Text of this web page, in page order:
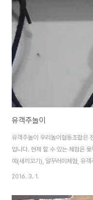
유객주놀이
유객주놀이 우리놀이협동조합은
입니다. 현제 할 수 있는 체험은
예(새끼꼬기), 알꾸러미체험, 유
기, 구구단화가투, 한자화가투,
2016. 3. 1.